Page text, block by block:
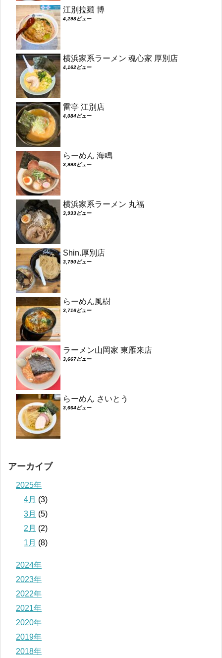
江別拉麺 博
4,298ビュー
横浜家系ラーメン 魂心家 厚別店
4,162ビュー
雷亭 江別店
4,084ビュー
らーめん 海鳴
3,993ビュー
横浜家系ラーメン 丸福
3,933ビュー
Shin.厚別店
3,790ビュー
らーめん風樹
3,716ビュー
ラーメン山岡家 東雁来店
3,667ビュー
らーめん さいとう
3,664ビュー
アーカイブ
2025年
4月 (3)
3月 (5)
2月 (2)
1月 (8)
2024年
2023年
2022年
2021年
2020年
2019年
2018年